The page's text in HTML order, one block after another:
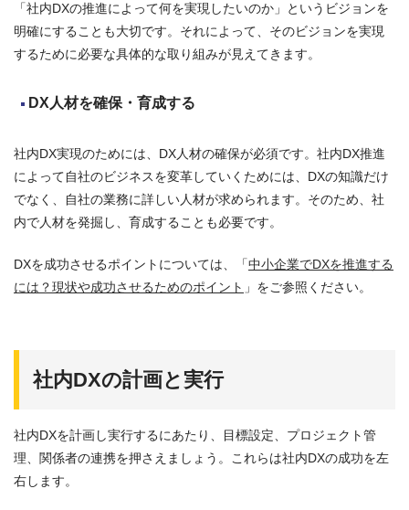
「社内DXの推進によって何を実現したいのか」というビジョンを
明確にすることも大切です。それによって、そのビジョンを実現
するために必要な具体的な取り組みが見えてきます。
DX人材を確保・育成する
社内DX実現のためには、DX人材の確保が必須です。社内DX推進
によって自社のビジネスを変革していくためには、DXの知識だけ
でなく、自社の業務に詳しい人材が求められます。そのため、社
内で人材を発掘し、育成することも必要です。
DXを成功させるポイントについては、「中小企業でDXを推進する
には？現状や成功させるためのポイント 」をご参照ください。
社内DXの計画と実行
社内DXを計画し実行するにあたり、目標設定、プロジェクト管
理、関係者の連携を押さえましょう。これらは社内DXの成功を左
右します。